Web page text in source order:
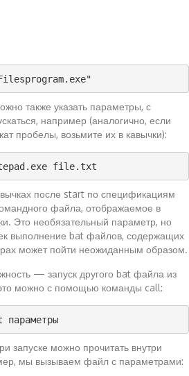
также указать параметры, с
например (аналогично, если
пробелы, возьмите их в кавычки):
file.txt
после start по спецификациям
файла, отображаемое в
Это необязательный параметр, но
выполнение bat файлов, содержащих
может пойти неожиданным образом.
— запуск другого bat файла из
можно с помощью команды call:
параметры
запуске можно прочитать внутри
мы вызываем файл с параметрами: